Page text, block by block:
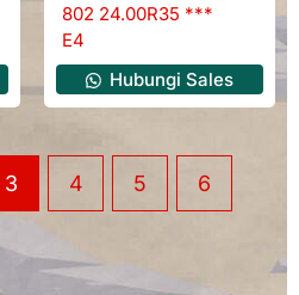
802 24.00R35 ***
E4
Hubungi Sales
3 4 5 6